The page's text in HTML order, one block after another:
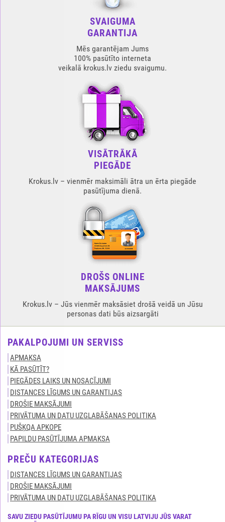
SVAIGUMA
GARANTIJA
Mēs garantējam Jums
100% pasūtīto interneta
veikalā krokus.lv ziedu svaigumu.
VISĀTRĀKĀ
PIEGĀDE
Krokus.lv – vienmēr maksimāli ātra un ērta piegāde
pasūtījuma dienā.
DROŠS ONLINE
MAKSĀJUMS
Krokus.lv – Jūs vienmēr maksāsiet drošā veidā un Jūsu
personas dati būs aizsargāti
PAKALPOJUMI UN SERVISS
APMAKSA
KĀ PASŪTĪT?
PIEGĀDES LAIKS UN NOSACĪJUMI
DISTANCES LĪGUMS UN GARANTIJAS
DROŠIE MAKSĀJUMI
PRIVĀTUMA UN DATU UZGLABĀŠANAS POLITIKA
PUŠĶQA APKOPE
PAPILDU PASŪTĪJUMA APMAKSA
PREČU KATEGORIJAS
DISTANCES LĪGUMS UN GARANTIJAS
DROŠIE MAKSĀJUMI
PRIVĀTUMA UN DATU UZGLABĀŠANAS POLITIKA
SAVU ZIEDU PASŪTĪJUMU PA RĪGU UN VISU LATVIJU JŪS VARAT